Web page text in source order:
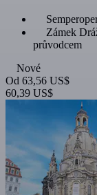
Zámek
průvodcem
Nové
Od 63,56 US$
60,39 US$